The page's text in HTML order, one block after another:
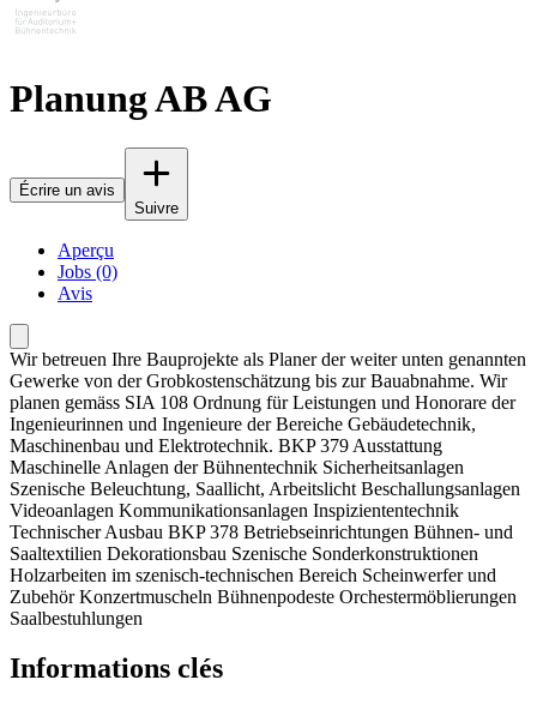
Planung AB AG
Écrire un avis
Suivre
Aperçu
Jobs (0)
Avis
Wir betreuen Ihre Bauprojekte als Planer der weiter unten genannten
Gewerke von der Grobkostenschätzung bis zur Bauabnahme. Wir
planen gemäss SIA 108 Ordnung für Leistungen und Honorare der
Ingenieurinnen und Ingenieure der Bereiche Gebäudetechnik,
Maschinenbau und Elektrotechnik. BKP 379 Ausstattung
Maschinelle Anlagen der Bühnentechnik Sicherheitsanlagen
Szenische Beleuchtung, Saallicht, Arbeitslicht Beschallungsanlagen
Videoanlagen Kommunikationsanlagen Inspiziententechnik
Technischer Ausbau BKP 378 Betriebseinrichtungen Bühnen- und
Saaltextilien Dekorationsbau Szenische Sonderkonstruktionen
Holzarbeiten im szenisch-technischen Bereich Scheinwerfer und
Zubehör Konzertmuscheln Bühnenpodeste Orchestermöblierungen
Saalbestuhlungen
Informations clés